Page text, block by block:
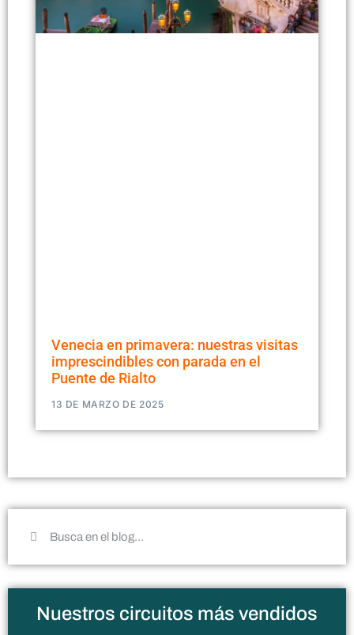
Venecia en primavera: nuestras visitas
imprescindibles con parada en el
Puente de Rialto
13 DE MARZO DE 2025
Nuestros circuitos más vendidos